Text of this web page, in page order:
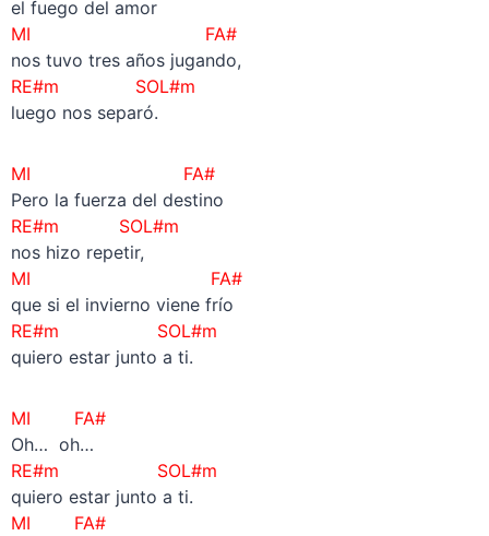
el fuego del amor
MI FA#
nos tuvo tres años jugando,
RE#m SOL#m
luego nos separó.
MI FA#
Pero la fuerza del destino
RE#m SOL#m
nos hizo repetir,
MI FA#
que si el invierno viene frío
RE#m SOL#m
quiero estar junto a ti.
MI FA#
Oh… oh…
RE#m SOL#m
quiero estar junto a ti.
MI FA#